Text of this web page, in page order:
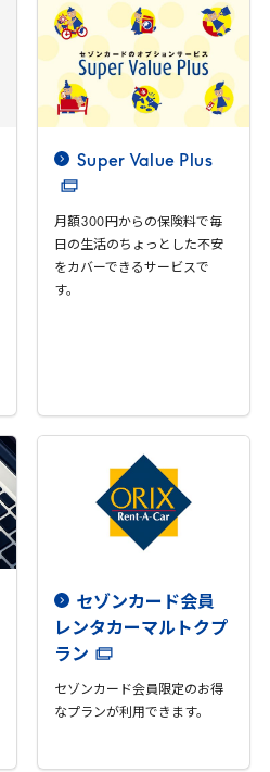
Super Value Plus
月額300 円からの保険料で毎
日の生活のちょっとした不安
をカバーできるサービスで
す。
セゾンカード会員
レンタカーマルトクプ
ラン
セゾンカード会員限定のお得
なプランが利用できます。